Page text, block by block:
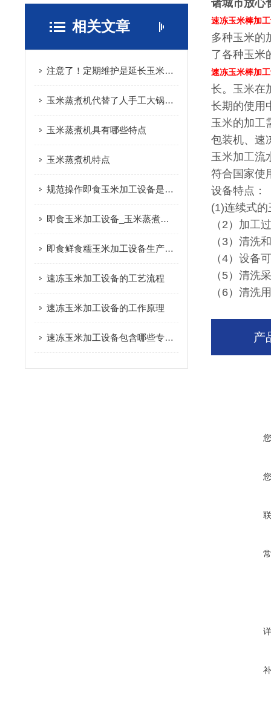
相关文章
注意了！定期维护是延长玉米蒸煮机使用寿命的关键
玉米蒸煮机代替了人手工大锅蒸煮作业
玉米蒸煮机具有哪些特点
玉米蒸煮机特点
规范操作即食玉米加工设备是保障产品加工质量与生产效率的关键
即食玉米加工设备_玉米蒸煮机|产品推荐
即食鲜食糯玉米加工设备生产过程
速冻玉米加工设备的工艺流程
速冻玉米加工设备的工作原理
速冻玉米加工设备包含哪些专业设备
诸城市放心
速冻玉米棒加
多种玉米的
了各种玉米
速冻玉米棒加
长。玉米在
长期的使用
玉米的加工
包装机、速
玉米加工流
符合国家使
设备特点：
(1)连续式
（2）加工
（3）清洗
（4）设备
（5）清洗
（6）清洗
产